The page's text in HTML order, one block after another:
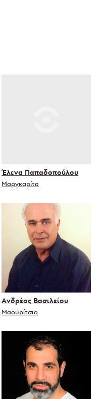
Έλενα Παπαδοπούλου
Μαργκαρίτα
Ανδρέας Βασιλείου
Μαουρίτσιο